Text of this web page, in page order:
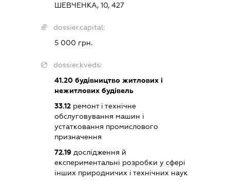
ШЕВЧЕНКА, 10, 427
dossier.capital:
5 000 грн.
dossier.kveds:
41.20будівництво житлових і
нежитлових будівель
33.12ремонт і технічне
обслуговування машин і
устатковання промислового
призначення
72.19дослідження й
експериментальні розробки у сфері
інших природничих і технічних наук